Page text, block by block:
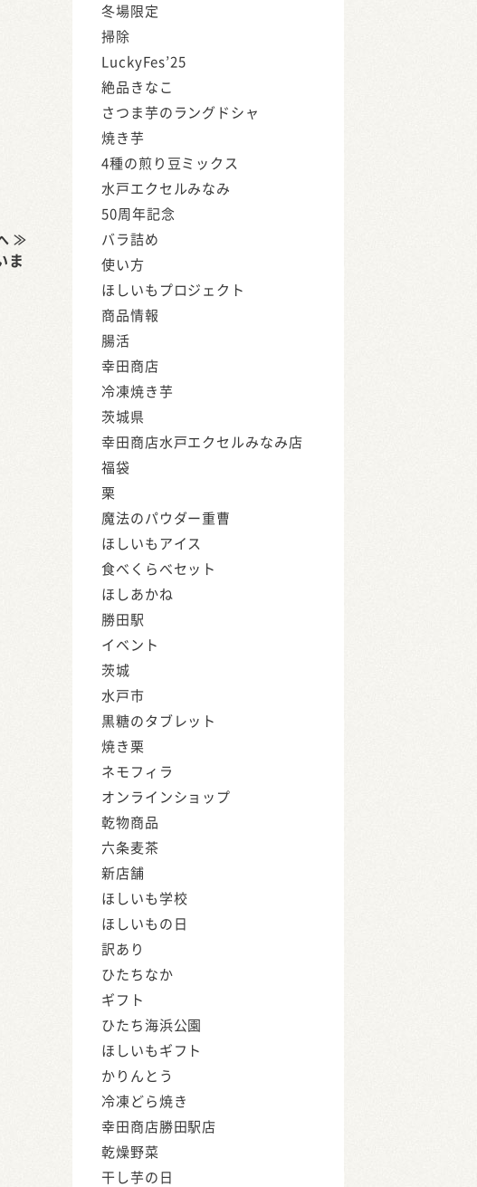
≫
ま
冬場限定
掃除
LuckyFes’25
絶品きなこ
さつま芋のラングドシャ
焼き芋
4種の煎り豆ミックス
水戸エクセルみなみ
50周年記念
バラ詰め
使い方
ほしいもプロジェクト
商品情報
腸活
幸田商店
冷凍焼き芋
茨城県
幸田商店水戸エクセルみなみ店
福袋
栗
魔法のパウダー重曹
ほしいもアイス
食べくらべセット
ほしあかね
勝田駅
イベント
茨城
水戸市
黒糖のタブレット
焼き栗
ネモフィラ
オンラインショップ
乾物商品
六条麦茶
新店舗
ほしいも学校
ほしいもの日
訳あり
ひたちなか
ギフト
ひたち海浜公園
ほしいもギフト
かりんとう
冷凍どら焼き
幸田商店勝田駅店
乾燥野菜
干し芋の日